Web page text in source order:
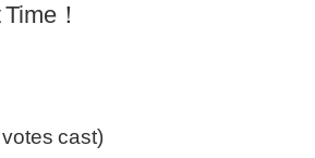
！
votes cast)